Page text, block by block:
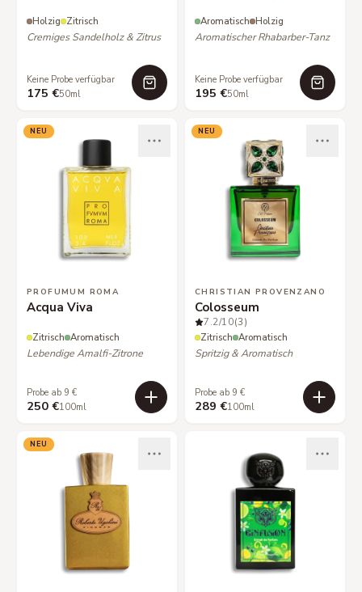
Holzig Zitrisch
Cremiges Sandelholz & Zitrus
Keine Probe verfügbar
175 €50ml
Aromatisch Holzig
Aromatischer Rhabarber-Tanz
Keine Probe verfügbar
195 €50ml
NEU
PROFUMUM ROMA
Acqua Viva
Zitrisch Aromatisch
Lebendige Amalfi-Zitrone
Probe ab 9 €
250 €100ml
NEU
CHRISTIAN PROVENZANO
Colosseum
7.2/10(3)
Zitrisch Aromatisch
Spritzig & Aromatisch
Probe ab 9 €
289 €100ml
NEU